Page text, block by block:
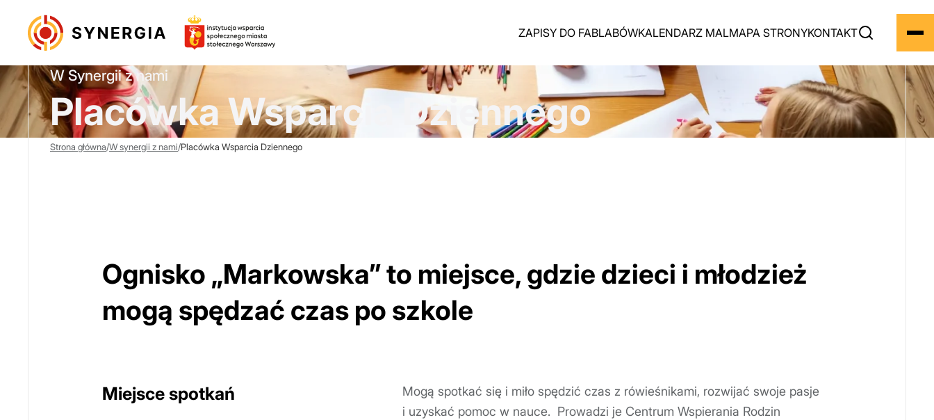
ZAPISY DO FABLABÓWKALENDARZ MALMAPA STRONYKONTAKT
W Synergii z nami
Placówka Wsparcia Dziennego
Strona główna/W synergii z nami/Placówka Wsparcia Dziennego
Ognisko „Markowska” to miejsce, gdzie dzieci i młodzież
mogą spędzać czas po szkole
Miejsce spotkań
Mogą spotkać się i miło spędzić czas z rówieśnikami, rozwijać swoje pasje
i uzyskać pomoc w nauce. Prowadzi je Centrum Wspierania Rodzin